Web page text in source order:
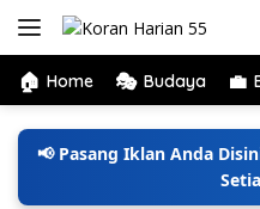
Langsung
🏠 Home 🎭 Budaya 💼
📢 Pasang Iklan Anda